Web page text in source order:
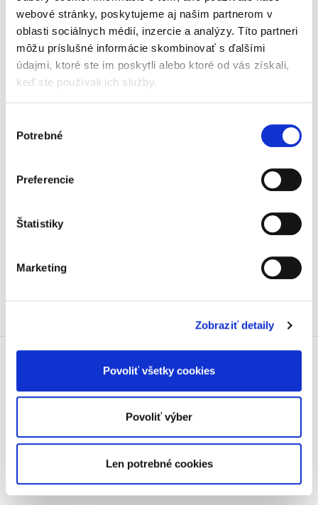
webové stránky, poskytujeme aj našim partnerom v
oblasti sociálnych médií, inzercie a analýzy. Títo partneri
môžu príslušné informácie skombinovať s ďalšími
údajmi, ktoré ste im poskytli alebo ktoré od vás získali,
keď ste používali ich služby.
súhlasu
Potrebné
Preferencie
Štatistiky
Marketing
Zobraziť detaily
Povoliť všetky cookies
Povoliť výber
Len potrebné cookies
Náhrada škody
spôsobenej
porušením
súťažného práva
Andrej Králik
zodpovednosti za škodu spôsobenú
Doprava zdarma
Získajte dopravu zdarma
Tradičné nakladateľstvo
Pôsobíme na trhu už viac ako 11
rokov.